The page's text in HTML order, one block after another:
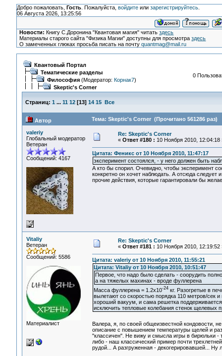
Добро пожаловать, Гость. Пожалуйста, войдитеили зарегистрируйтесь.
06 Августа 2026, 13:25:56
Новости: Книгу С.Доронина "Квантовая магия" читатьздесь
Материалы старого сайта "Физика Магии" доступны для просмотраздесь
О замеченных глюках просьба писать на почтуquantmag@mail.ru
Квантовый Портал
Тематические разделы
Философия(Модератор: Корнак7)
Skeptic's Corner
0
Страниц: 1 ... 11 12[13] 14 15 Все
Автор Тема: Skeptic's Corner (Прочитано 561286 раз)
valeriy
Глобальный модератор
Ветеран
Сообщений: 4167
Re: Skeptic's Corner
« Ответ #180 : 10 Ноября 2010, 12:04:18
Цитата: Феникс от 10 Ноября 2010, 11:47:17
эксперимент состоялся, - у него должен быть
А кто бы спорил. Очевидно, чтобы эксперимент
конкретно он хочет наблюдать. А отсюда следует
прочие действия, которые гарантировали бы
Vitaliy
Ветеран
Сообщений: 5586
Материалист
Re: Skeptic's Corner
« Ответ #181 : 10 Ноября 2010, 12:19:52
Цитата: valeriy от 10 Ноября 2010, 11:55:21
Цитата: Vitaliy от 10 Ноября 2010, 10:51:47
Первое, что надо было сделать - соорудить
а на тяжелых махинах - вроде фуллерена
Масса фуллерена = 1.2x10-24кг. Разогретые в
вылетают со скоростью порядка 110 метров/сек
хороший вакуум, и сама решетка
исключить тепловые колебания стенок щелевых
Валера, я, по своей общеизвестной кондовости,
описание с повышением температуры щелей и
"классичен". Не вижу и смысла игры в бирюльки -
либо - наш классический пример почти
рудой... А разгруженная - декогерировавшей...